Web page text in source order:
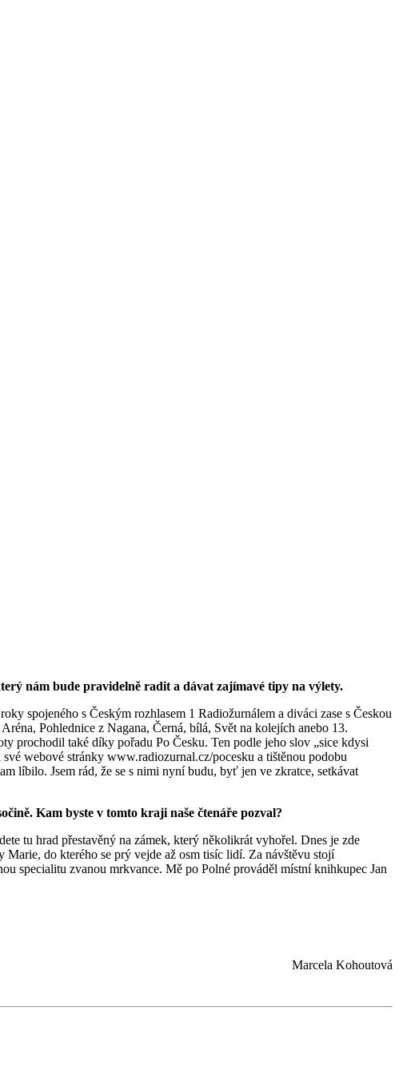
nám bude pravidelně radit a dávat zajímavé tipy na výlety.
spojeného s Českým rozhlasem 1 Radiožurnálem a diváci zase s Českou
Pohlednice z Nagana, Černá, bílá, Svět na kolejích anebo 13.
prochodil také díky pořadu Po Česku. Ten podle jeho slov „sice kdysi
webové stránky www.radiozurnal.cz/pocesku a tištěnou podobu
líbilo. Jsem rád, že se s nimi nyní budu, byť jen ve zkratce, setkávat
Kam byste v tomto kraji naše čtenáře pozval?
tu hrad přestavěný na zámek, který několikrát vyhořel. Dnes je zde
do kterého se prý vejde až osm tisíc lidí. Za návštěvu stojí
specialitu zvanou mrkvance. Mě po Polné prováděl místní knihkupec Jan
Marcela Kohoutová